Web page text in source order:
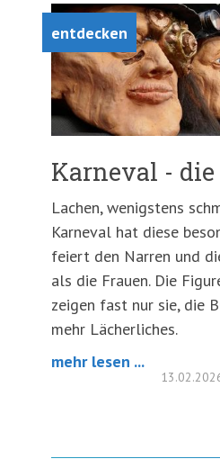
entdecken
Karneval -
Lachen, wenigstens
Karneval hat diese
feiert den Narren und
als die Frauen. Die
zeigen fast nur sie, die
mehr Lächerliches.
mehr lesen ...